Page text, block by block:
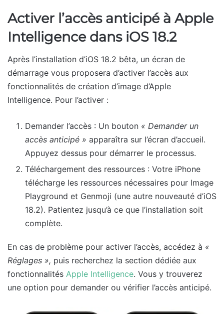
Activer l’accès anticipé à Apple
Intelligence dans iOS 18.2
Après l’installation d’iOS 18.2 bêta, un écran de
démarrage vous proposera d’activer l’accès aux
fonctionnalités de création d’image d’Apple
Intelligence. Pour l’activer :
Demander l’accès : Un bouton « Demander un
accès anticipé » apparaîtra sur l’écran d’accueil.
Appuyez dessus pour démarrer le processus.
Téléchargement des ressources : Votre iPhone
télécharge les ressources nécessaires pour Image
Playground et Genmoji (une autre nouveauté d’iOS
18.2). Patientez jusqu’à ce que l’installation soit
complète.
En cas de problème pour activer l’accès, accédez à «
Réglages », puis recherchez la section dédiée aux
fonctionnalités Apple Intelligence. Vous y trouverez
une option pour demander ou vérifier l’accès anticipé.